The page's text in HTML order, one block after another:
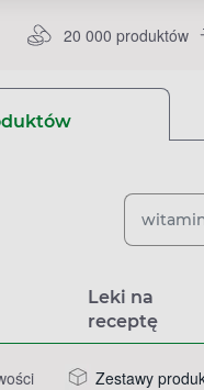
20 000 produktów
Leki na
receptę
Zestawy